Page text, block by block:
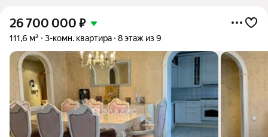
26 700 000 ₽
111,6 м² 3-комн. квартира 8 этаж из 9